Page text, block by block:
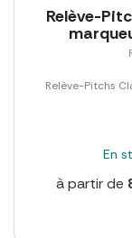
Relève-
Relève-Pitchs
En
à partir de